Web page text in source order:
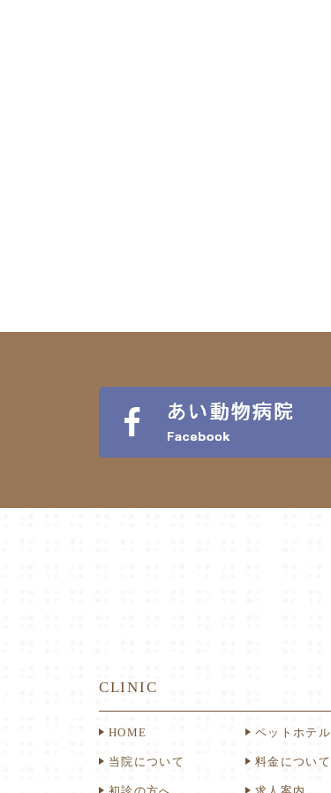
CLINIC
HOME
当院について
ペットホテル
料金について